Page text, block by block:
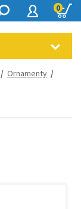
0
/ Ornamenty /